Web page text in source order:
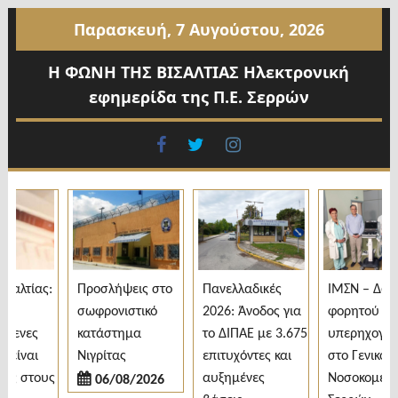
περιεχόμενο
Παρασκευή, 7 Αυγούστου, 2026
Η ΦΩΝΗ ΤΗΣ ΒΙΣΑΛΤΙΑΣ Ηλεκτρονική
εφημερίδα της Π.Ε. Σερρών
facebook
twitter
στους
Προσλήψεις στο
σωφρονιστικό
κατάστημα
Νιγρίτας
06/08/2026
Πανελλαδικές
2026: Άνοδος για
το ΔΙΠΑΕ με 3.675
επιτυχόντες και
αυξημένες
ΙΜΣΝ – Δωρεά
φορητού
στο Γενικό
Νοσοκομείο